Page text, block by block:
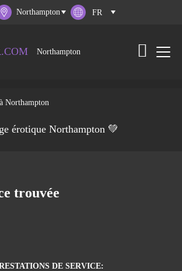
Northampton
Northampton
Northampton
érotique Northampton 💚
trouvée
DE SERVICE: